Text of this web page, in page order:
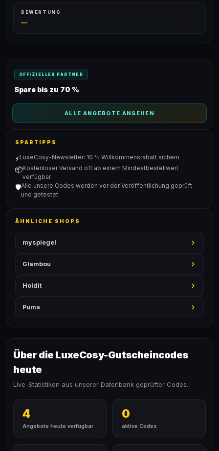
BEWERTUNG
—
OFFIZIELLER PARTNER
Spare bis zu 70 %
ALLE ANGEBOTE ANSEHEN
SPARTIPPS
⚡LuxeCosy-Newsletter: 10 % Willkommensrabatt sichern
📦Kostenloser Versand oft ab einem Mindestbestellwert
verfügbar
🛡️Alle unsere Codes werden vor der Veröffentlichung geprüft
und getestet
ÄHNLICHE SHOPS
myspiegel
Glambou
Holdit
Puma
Über die LuxeCosy-Gutscheincodes
heute
Live-Statistiken aus unserer Datenbank geprüfter Codes.
4
Angebote heute verfügbar
0
aktive Codes